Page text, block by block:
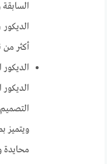
أكثر
ويتميز
محايدة